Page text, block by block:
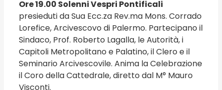
Ore 19.00 Solenni Vespri Pontificali
presieduti da Sua Ecc.za Rev.ma Mons. Corrado
Lorefice, Arcivescovo di Palermo. Partecipano il
Sindaco, Prof. Roberto Lagalla, le Autorità, i
Capitoli Metropolitano e Palatino, il Clero e il
Seminario Arcivescovile. Anima la Celebrazione
il Coro della Cattedrale, diretto dal M° Mauro
Visconti.